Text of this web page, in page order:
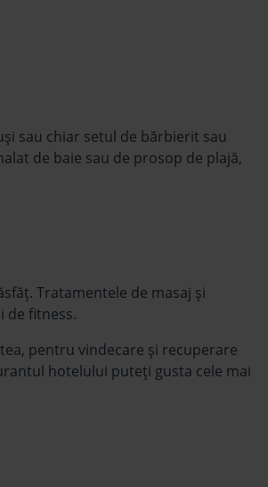
sau chiar setul de bărbierit sau
de baie sau de prosop de plajă,
Tratamentele de masaj şi
de fitness.
pentru vindecare şi recuperare
hotelului puteţi gusta cele mai